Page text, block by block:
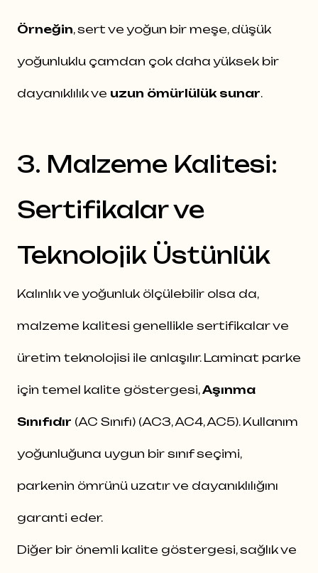
Örneğin, sert ve yoğun bir meşe, düşük
yoğunluklu çamdan çok daha yüksek bir
dayanıklılık ve uzun ömürlülük sunar.
3. Malzeme Kalitesi:
Sertifikalar ve
Teknolojik Üstünlük
Kalınlık ve yoğunluk ölçülebilir olsa da,
malzeme kalitesi genellikle sertifikalar ve
üretim teknolojisi ile anlaşılır. Laminat parke
için temel kalite göstergesi,Aşınma
Sınıfıdır (AC Sınıfı) (AC3, AC4, AC5). Kullanım
yoğunluğuna uygun bir sınıf seçimi,
parkenin ömrünü uzatır ve dayanıklılığını
garanti eder.
Diğer bir önemli kalite göstergesi, sağlık ve